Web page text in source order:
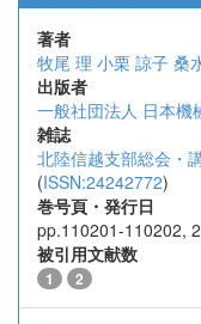
著者
牧尾 理 小栗 諒子 桑
出版者
一般社団法人 日本機
雑誌
北陸信越支部総会・
(ISSN:24242772)
巻号頁・発行日
pp.110201-110202,
被引用文献数
1 2